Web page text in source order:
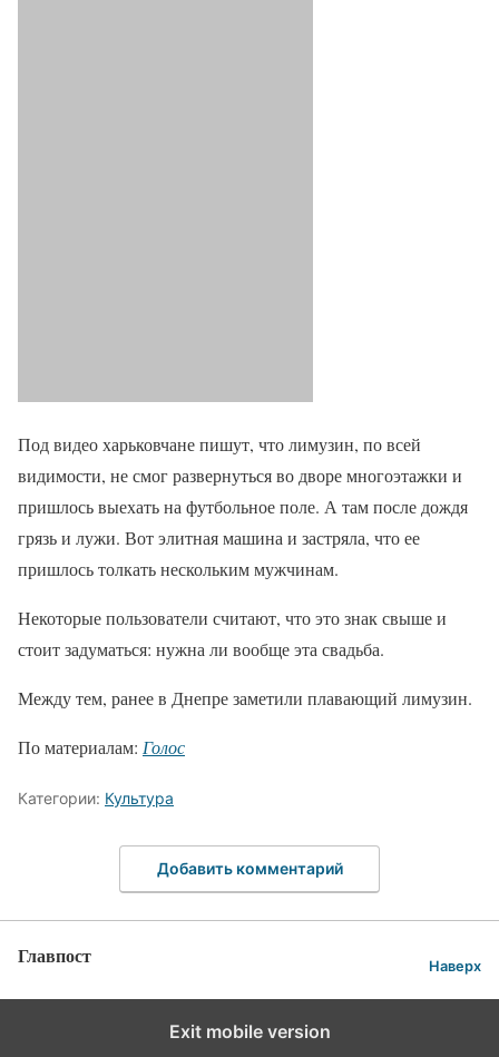
Под видео харьковчане пишут, что лимузин, по всей
видимости, не смог развернуться во дворе многоэтажки и
пришлось выехать на футбольное поле. А там после дождя
грязь и лужи. Вот элитная машина и застряла, что ее
пришлось толкать нескольким мужчинам.
Некоторые пользователи считают, что это знак свыше и
стоит задуматься: нужна ли вообще эта свадьба.
Между тем, ранее в Днепре заметили плавающий лимузин.
По материалам: Голос
Категории: Культура
Добавить комментарий
Главпост Наверх
Exit mobile version